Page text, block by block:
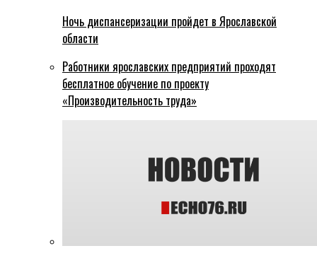
Ночь диспансеризации пройдет в Ярославской
области
Работники ярославских предприятий проходят
бесплатное обучение по проекту
«Производительность труда»